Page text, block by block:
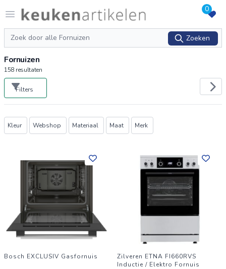
Open menu
Logo keukenartikelen.com 0
Zoeken
Zoeken
Fornuizen
158 resultaten
Filters
Producten
Kleur Webshop Materiaal Maat Merk
Bosch EXCLUSIV Gasfornuis
Zilveren ETNA FI660RVS
Inductie / Elektro Fornuis